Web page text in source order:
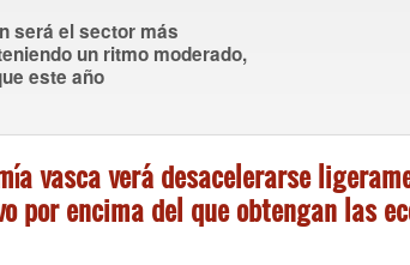
será el sector más
un ritmo moderado,
este año
vasca verá desacelerarse
por encima del que obtengan las